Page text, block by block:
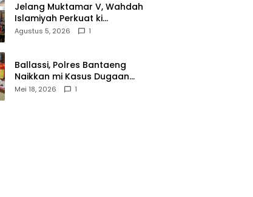
Jelang Muktamar V, Wahdah
Islamiyah Perkuat ki
Wasathiyah dan Kebangsaan
Agustus 5, 2026 1
Ballassi, Polres Bantaeng
Naikkan mi Kasus Dugaan
Korupsi PDAM ke Penyidikan
Mei 18, 2026 1